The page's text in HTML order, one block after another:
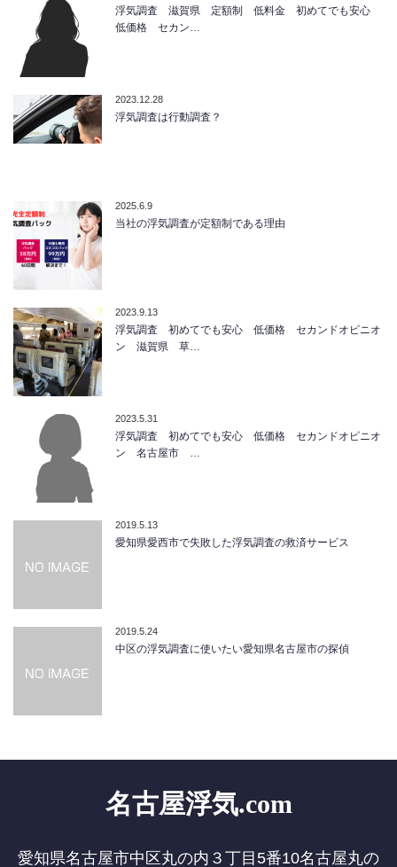
浮気調査 滋賀県 定額制 低料金 初めてでも安心
低価格 セカン…
2023.12.28
浮気調査は行動調査？
2025.6.9
当社の浮気調査が定額制である理由
2023.9.13
浮気調査 初めてでも安心 低価格 セカンドオピニオ
ン 滋賀県 草…
2023.5.31
浮気調査 初めてでも安心 低価格 セカンドオピニオ
ン 名古屋市 …
2019.5.13
愛知県愛西市で失敗した浮気調査の救済サービス
2019.5.24
中区の浮気調査に使いたい愛知県名古屋市の探偵
名古屋浮気.com
愛知県名古屋市中区丸の内３丁目5番10名古屋丸の